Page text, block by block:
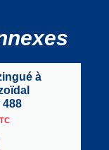
à
488